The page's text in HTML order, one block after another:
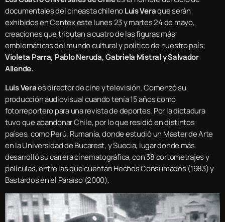
documentales del cineasta chilenoLuis Veraque serán
exhibidos en Centex este lunes 23 y martes 24 de mayo,
creaciones que tributan a cuatro de las figuras más
emblemáticas del mundo cultural y político de nuestro país;
Violeta Parra, Pablo Neruda, Gabriela Mistral y Salvador
Allende.
Luis Veraes director de cine y televisión. Comenzó su
producción audiovisual cuando tenía 15 años como
fotorreportero para una revista de deportes. Por la dictadura
tuvo que abandonar Chile, por lo que residió en distintos
países, como Perú, Rumania, donde estudió un Master de Arte
en la Universidad de Bucarest, y Suecia, lugar donde más
desarrolló su carrera cinematográfica, con 38 cortometrajes y
películas, entre las que cuentan Hechos Consumados (1983) y
Bastardos en el Paraíso (2000).